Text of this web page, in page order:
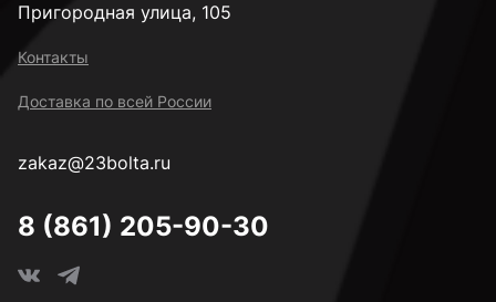
Пригородная улица, 105
Контакты
Доставка по всей России
zakaz@23bolta.ru
8 (861) 205-90-30